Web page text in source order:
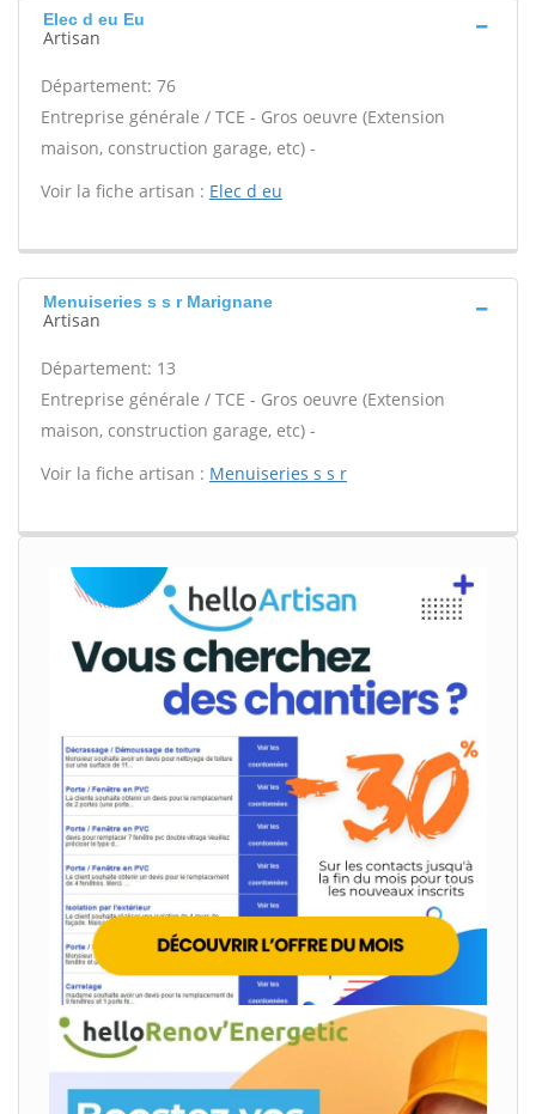
Elec d eu Eu
Artisan
Département: 76
Entreprise générale / TCE - Gros oeuvre (Extension
maison, construction garage, etc) -
Voir la fiche artisan : Elec d eu
Menuiseries s s r Marignane
Artisan
Département: 13
Entreprise générale / TCE - Gros oeuvre (Extension
maison, construction garage, etc) -
Voir la fiche artisan : Menuiseries s s r